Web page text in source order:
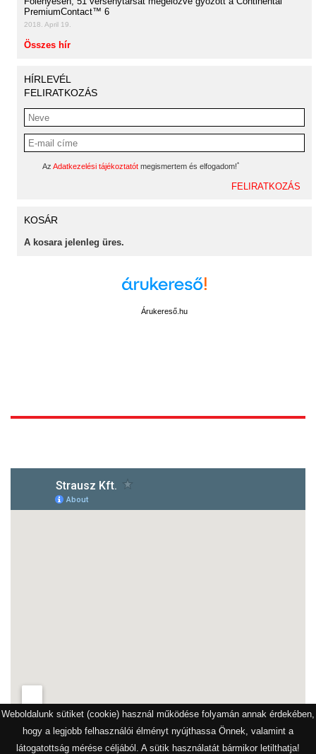
Weboldalunk sütiket (cookie) használ működése folyamán annak érdekében,
hogy a legjobb felhasználói élményt nyújthassa Önnek, valamint a
látogatottság mérése céljából. A sütik használatát bármikor letilthatja!
PremiumContact™ 6
2018. April 19.
Összes hír
HÍRLEVÉL
FELIRATKOZÁS
Az Adatkezelési tájékoztatót megismertem és elfogadom!*
KOSÁR
A kosara jelenleg üres.
Árukereső.hu